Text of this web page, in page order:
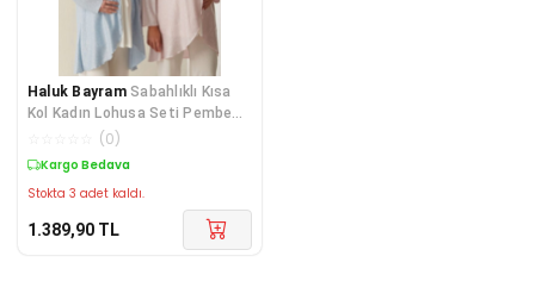
Haluk Bayram Sabahlıklı Kısa
Kol Kadın Lohusa Seti Pembe
(0)
Kargo Bedava
Stokta 3 adet kaldı.
1.389,90 TL